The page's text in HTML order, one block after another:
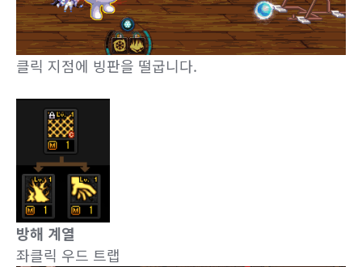
클릭 지점에 빙판을 떨굽니다.
방해 계열
좌클릭 우드 트랩